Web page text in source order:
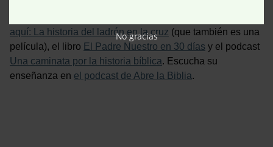
aquí: La historia del ladrón en la cruz (que también es una
película), el libro El Padre Nuestro en 30 días y el podcast
Una caminata por la historia bíblica. Escucha su
enseñanza en el podcast de Abre la Biblia.
No gracias